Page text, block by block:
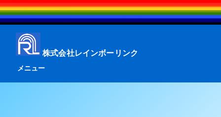
株式会社レインボーリンク
メニュー